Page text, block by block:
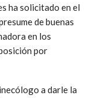
ha solicitado en el
de buenas
en los
por
a darle la